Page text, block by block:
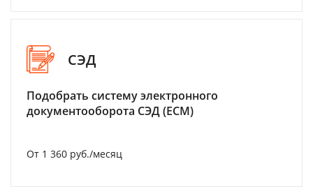
СЭД
Подобрать систему электронного
документооборота СЭД (ECM)
От 1 360 руб./месяц